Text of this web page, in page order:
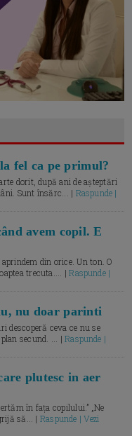
fel ca pe primul?
dorit, după ani de așteptări
Sunt însărc... | Raspunde |
avem copil. E
din orice. Un ton. O
trecuta.... |Raspunde |
nu doar parinti
descoperă ceva ce nu se
secund. ... |Raspunde |
plutesc in aer
în fața copilului.” „Ne
să... | Raspunde | Vezi